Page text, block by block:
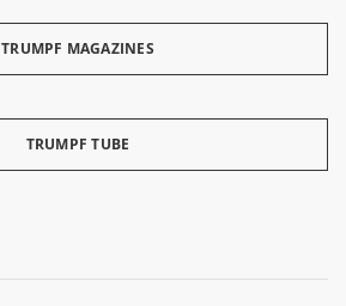
TRUMPF MAGAZINES
TRUMPF TUBE